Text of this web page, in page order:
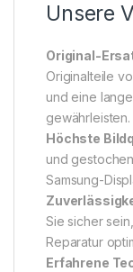
Unsere
Original-
Originalteile
und eine
gewährleisten.
Höchste
und
Samsung-
Sie sicher
Reparatur
Erfahrene